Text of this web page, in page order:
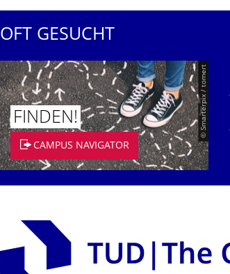
OFT GESUCHT
© Smarterpix / tomert
FINDEN!
CAMPUS NAVIGATOR